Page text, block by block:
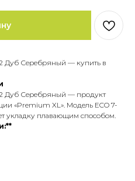
Дуб Серебряный — купить в
Дуб Серебряный — продукт
«Premium XL». Модель ECO 7-
укладку плавающим способом.